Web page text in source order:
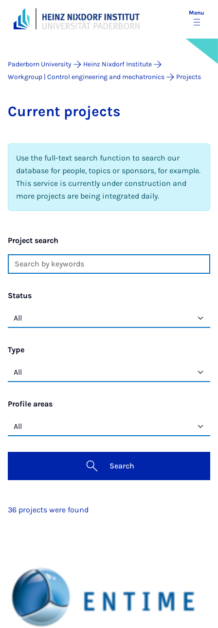
Menu
Paderborn University
Heinz Nixdorf Institute
Workgroup | Control engineering and mechatronics
Projects
Cur­rent pro­jects
Use the full-text search function to search our
database for people, topics or sponsors, for example.
This service is currently under construction and
more projects are being integrated daily.
Project search
Status
Type
Profile areas
Search
36 projects were found